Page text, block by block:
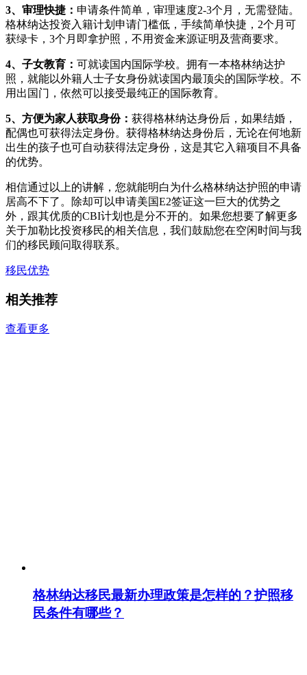
3、审理快捷： 申请条件简单，审理速度2-3个月，无需登陆。
格林纳达投资入籍计划申请门槛低，手续简单快捷，2个月可
获绿卡，3个月即拿护照，不用资金来源证明及营商要求。
4、子女教育： 可就读国内国际学校。拥有一本格林纳达护
照，就能以外籍人士子女身份就读国内最顶尖的国际学校。不
用出国门，依然可以接受最纯正的国际教育。
5、方便为家人获取身份： 获得格林纳达身份后，如果结婚，
配偶也可获得法定身份。获得格林纳达身份后，无论在何地新
出生的孩子也可自动获得法定身份，这是其它入籍项目不具备
的优势。
相信通过以上的讲解，您就能明白为什么格林纳达护照的申请
居高不下了。除却可以申请美国E2签证这一巨大的优势之
外，跟其优质的CBI计划也是分不开的。如果您想要了解更多
关于加勒比投资移民的相关信息，我们鼓励您在空闲时间与我
们的移民顾问取得联系。
移民优势
相关推荐
查看更多
格林纳达移民最新办理政策是怎样的？护照移
民条件有哪些？